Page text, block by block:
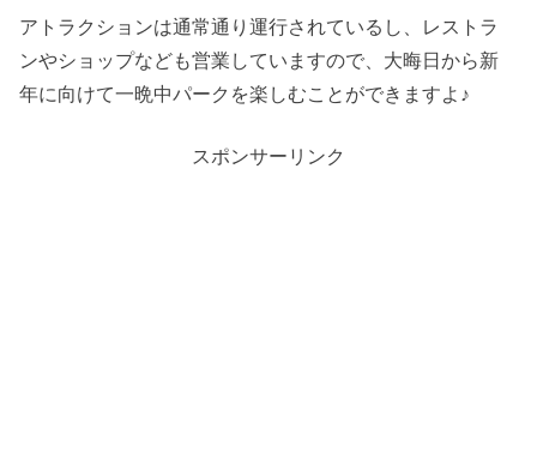
アトラクションは通常通り運行されているし、レストラ
ンやショップなども営業していますので、大晦日から新
年に向けて一晩中パークを楽しむことができますよ♪
スポンサーリンク